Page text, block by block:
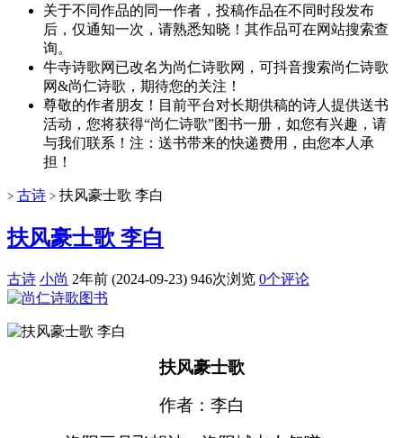
关于不同作品的同一作者，投稿作品在不同时段发布
后，仅通知一次，请熟悉知晓！其作品可在网站搜索查
询。
牛寺诗歌网已改名为尚仁诗歌网，可抖音搜索尚仁诗歌
网&尚仁诗歌，期待您的关注！
尊敬的作者朋友！目前平台对长期供稿的诗人提供送书
活动，您将获得“尚仁诗歌”图书一册，如您有兴趣，请
与我们联系！注：送书带来的快递费用，由您本人承
担！
> 古诗 > 扶风豪士歌 李白
扶风豪士歌 李白
古诗 小尚 2年前 (2024-09-23) 946次浏览 0个评论
扶风豪士歌
作者：李白